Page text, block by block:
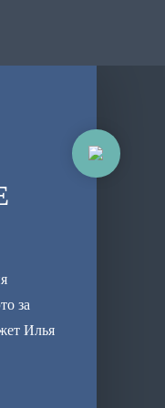
за
Илья
в